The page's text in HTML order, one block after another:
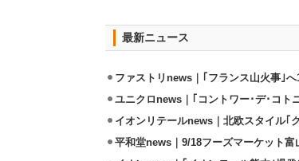
最新ニュース
ファストリnews｜｢フランス山火事｣
ユニクロnews｜｢コントワー･デ･コト
イオンリテールnews｜北欧スタイル｢
平和堂news｜9/18フーズマーケット